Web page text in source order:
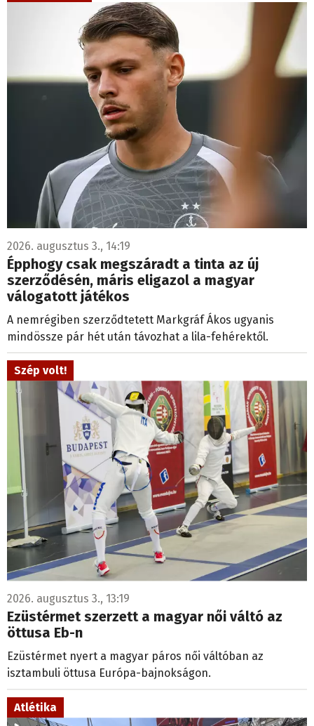
2026. augusztus 3., 14:19
Épphogy csak megszáradt a tinta az új
szerződésén, máris eligazol a magyar
válogatott játékos
A nemrégiben szerződtetett Markgráf Ákos ugyanis
mindössze pár hét után távozhat a lila-fehérektől.
Szép volt!
2026. augusztus 3., 13:19
Ezüstérmet szerzett a magyar női váltó az
öttusa Eb-n
Ezüstérmet nyert a magyar páros női váltóban az
isztambuli öttusa Európa-bajnokságon.
Atlétika